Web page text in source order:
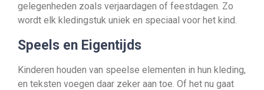
gelegenheden zoals verjaardagen of feestdagen. Zo
wordt elk kledingstuk uniek en speciaal voor het kind.
Speels en Eigentijds
Kinderen houden van speelse elementen in hun kleding,
en teksten voegen daar zeker aan toe. Of het nu gaat